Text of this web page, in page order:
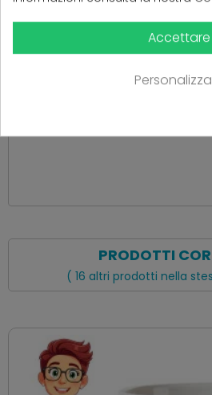
PRODOTTI
( 16 altri prodotti nella
Accettare